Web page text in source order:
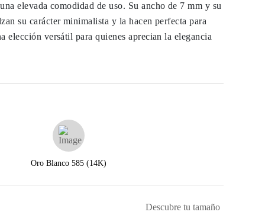
elevada comodidad de uso. Su ancho de 7 mm y su
su carácter minimalista y la hacen perfecta para
elección versátil para quienes aprecian la elegancia
Oro Blanco 585 (14K)
Descubre tu tamaño